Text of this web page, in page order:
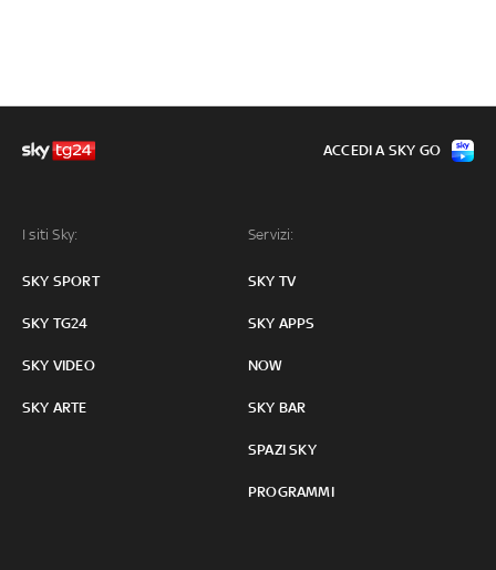
I siti Sky:
SKY SPORT
SKY TG24
SKY VIDEO
SKY ARTE
Servizi:
SKY TV
SKY APPS
NOW
SKY BAR
SPAZI SKY
PROGRAMMI
ACCEDI A SKY GO